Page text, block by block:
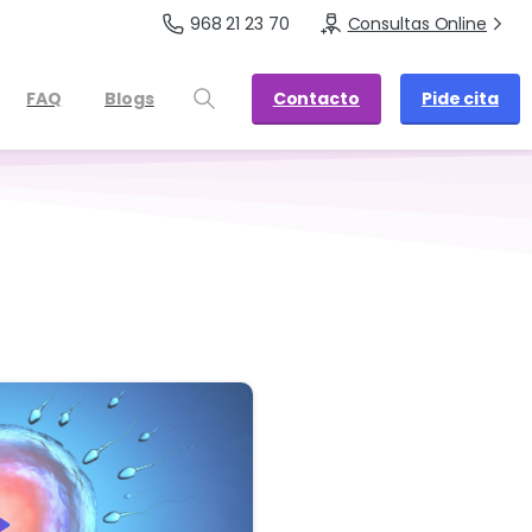
968 21 23 70 Consultas Online
FAQ Blogs Contacto Pide cita